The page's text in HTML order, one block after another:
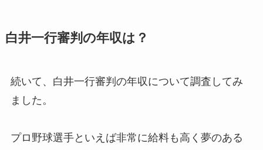
白井一行審判の年収は？
続いて、白井一行審判の年収について調査してみ
ました。
プロ野球選手といえば非常に給料も高く夢のある